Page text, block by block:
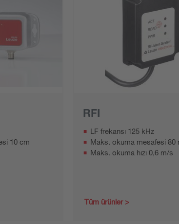
10 cm
RFI
LF frekansı 125 kHz
Maks. okuma mesafesi 80
Maks. okuma hızı 0,6 m/s
Tüm ürünler